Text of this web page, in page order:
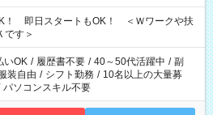
翌6：00 など
！ 即日スタートもOK！ ＜Ｗワークや扶
です＞
いOK / 履歴書不要 / 40～50代活躍中 / 副
装自由 / シフト勤務 / 10名以上の大量募
パソコンスキル不要